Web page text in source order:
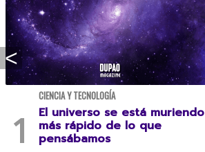
CIENCIA Y TECNOLOGÍA
El universo se está muriendo
más rápido de lo que
pensábamos